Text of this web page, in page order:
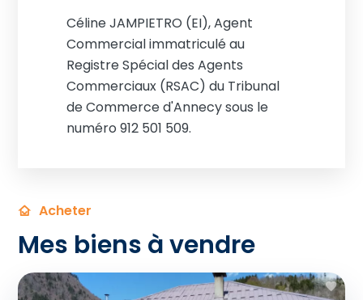
Céline JAMPIETRO (EI), Agent
Commercial immatriculé au
Registre Spécial des Agents
Commerciaux (RSAC) du Tribunal
de Commerce d'Annecy sous le
numéro 912 501 509.
Acheter
Mes biens à vendre